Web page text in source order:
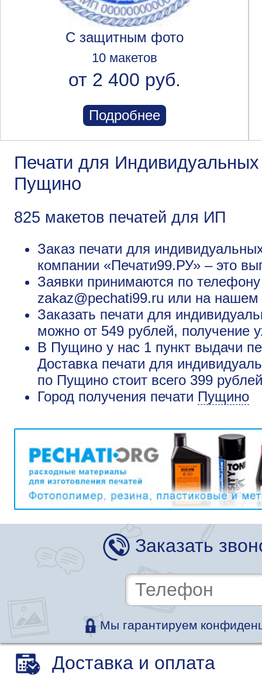
С защитным фото
10 макетов
от 2 400 руб.
Подробнее
Печати для
Пущино
825 макетов печатей для ИП
Заказ печати для
компании «Печати99.РУ» – это
Заявки принимаются по
zakaz@pechati99.ru или на нашем
Заказать печати для
можно от 549 рублей, получение
В Пущино у нас 1 пункт выдачи
Доставка печати для
по Пущино стоит всего 399
Город получения печати Пущино
Заказать
Мы гарантируем
Доставка и оплата